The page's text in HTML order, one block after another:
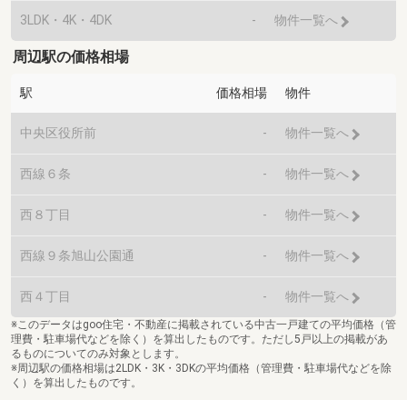
3LDK・4K・4DK - 物件一覧へ
周辺駅の価格相場
駅 価格相場 物件
中央区役所前 - 物件一覧へ
西線６条 - 物件一覧へ
西８丁目 - 物件一覧へ
西線９条旭山公園通 - 物件一覧へ
西４丁目 - 物件一覧へ
※このデータはgoo住宅・不動産に掲載されている中古一戸建ての平均価格（管
理費・駐車場代などを除く）を算出したものです。ただし5戸以上の掲載があ
るものについてのみ対象とします。
※周辺駅の価格相場は2LDK・3K・3DKの平均価格（管理費・駐車場代などを除
く）を算出したものです。